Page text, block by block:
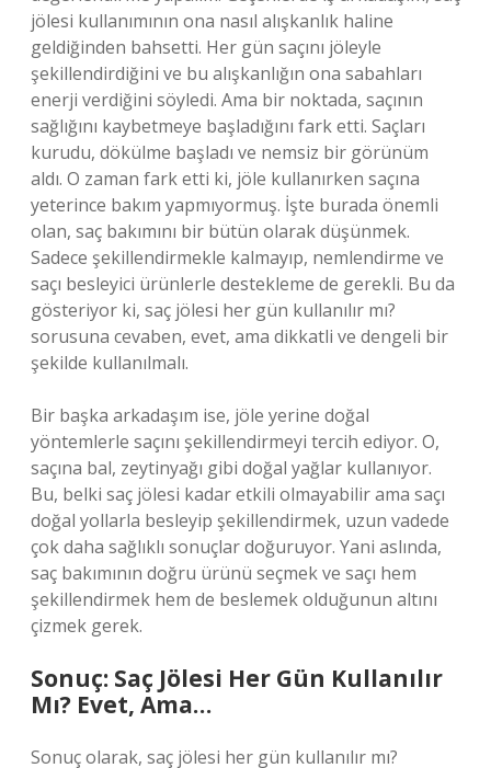
jölesi kullanımının ona nasıl alışkanlık haline
geldiğinden bahsetti. Her gün saçını jöleyle
şekillendirdiğini ve bu alışkanlığın ona sabahları
enerji verdiğini söyledi. Ama bir noktada, saçının
sağlığını kaybetmeye başladığını fark etti. Saçları
kurudu, dökülme başladı ve nemsiz bir görünüm
aldı. O zaman fark etti ki, jöle kullanırken saçına
yeterince bakım yapmıyormuş. İşte burada önemli
olan, saç bakımını bir bütün olarak düşünmek.
Sadece şekillendirmekle kalmayıp, nemlendirme ve
saçı besleyici ürünlerle destekleme de gerekli. Bu da
gösteriyor ki, saç jölesi her gün kullanılır mı?
sorusuna cevaben, evet, ama dikkatli ve dengeli bir
şekilde kullanılmalı.
Bir başka arkadaşım ise, jöle yerine doğal
yöntemlerle saçını şekillendirmeyi tercih ediyor. O,
saçına bal, zeytinyağı gibi doğal yağlar kullanıyor.
Bu, belki saç jölesi kadar etkili olmayabilir ama saçı
doğal yollarla besleyip şekillendirmek, uzun vadede
çok daha sağlıklı sonuçlar doğuruyor. Yani aslında,
saç bakımının doğru ürünü seçmek ve saçı hem
şekillendirmek hem de beslemek olduğunun altını
çizmek gerek.
Sonuç: Saç Jölesi Her Gün Kullanılır
Mı? Evet, Ama…
Sonuç olarak, saç jölesi her gün kullanılır mı?